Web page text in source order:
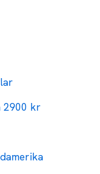
2900 kr